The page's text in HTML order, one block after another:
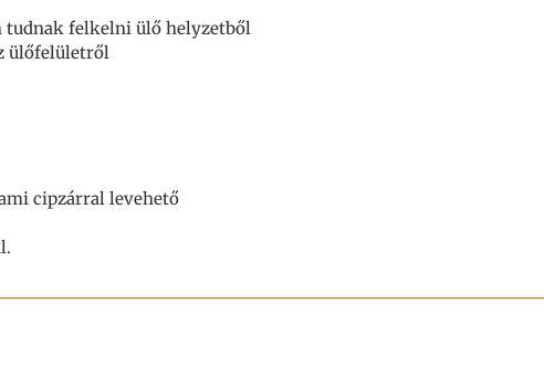
tudnak felkelni ülő helyzetből
ülőfelületről
cipzárral levehető